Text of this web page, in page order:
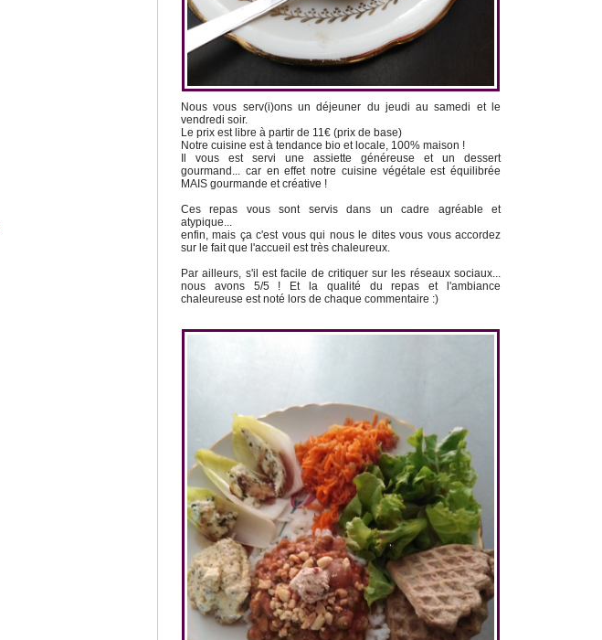
Nous vous serv(i)ons un déjeuner du jeudi au samedi et le
vendredi soir.
Le prix est libre à partir de 11€ (prix de base)
Notre cuisine est à tendance bio et locale, 100% maison !
Il vous est servi une assiette généreuse et un dessert
gourmand... car en effet notre cuisine végétale est équilibrée
MAIS gourmande et créative !
Ces repas vous sont servis dans un cadre agréable et
atypique...
enfin, mais ça c'est vous qui nous le dites vous vous accordez
sur le fait que l'accueil est très chaleureux.
Par ailleurs, s'il est facile de critiquer sur les réseaux sociaux...
nous avons 5/5 ! Et la qualité du repas et l'ambiance
chaleureuse est noté lors de chaque commentaire :)